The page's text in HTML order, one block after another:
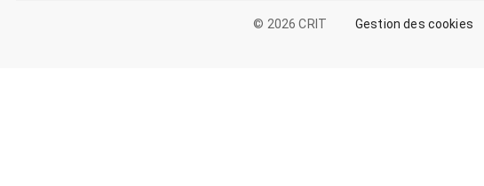
© 2026 CRIT Gestion des cookies